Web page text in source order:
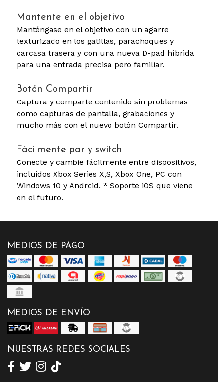
Mantente en el objetivo
Manténgase en el objetivo con un agarre
texturizado en los gatillas, parachoques y
carcasa trasera y con una nueva D-pad híbrida
para una entrada precisa pero familiar.
Botón Compartir
Captura y comparte contenido sin problemas
como capturas de pantalla, grabaciones y
mucho más con el nuevo botón Compartir.
Fácilmente par y switch
Conecte y cambie fácilmente entre dispositivos,
incluidos Xbox Series X,S, Xbox One, PC con
Windows 10 y Android. * Soporte iOS que viene
en el futuro.
MEDIOS DE PAGO
MEDIOS DE ENVÍO
NUESTRAS REDES SOCIALES